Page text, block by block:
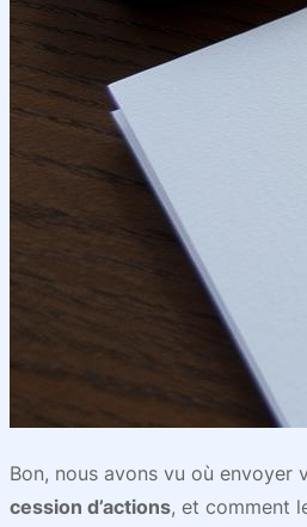
Bon, nous avons vu où envoyer
cession d’actions, et comment